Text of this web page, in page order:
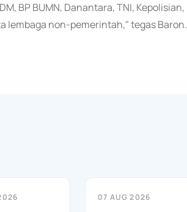
BP BUMN, Danantara, TNI, Kepolisian,
lembaga non-pemerintah," tegas Baron.
07 AUG 2026